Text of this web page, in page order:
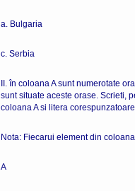
a. Bulgaria b.
c. Serbia d.
II. în coloana A sunt numerotate
sunt situate aceste orase. Scrieti,
coloana A si litera
Nota: Fiecarui element din
A